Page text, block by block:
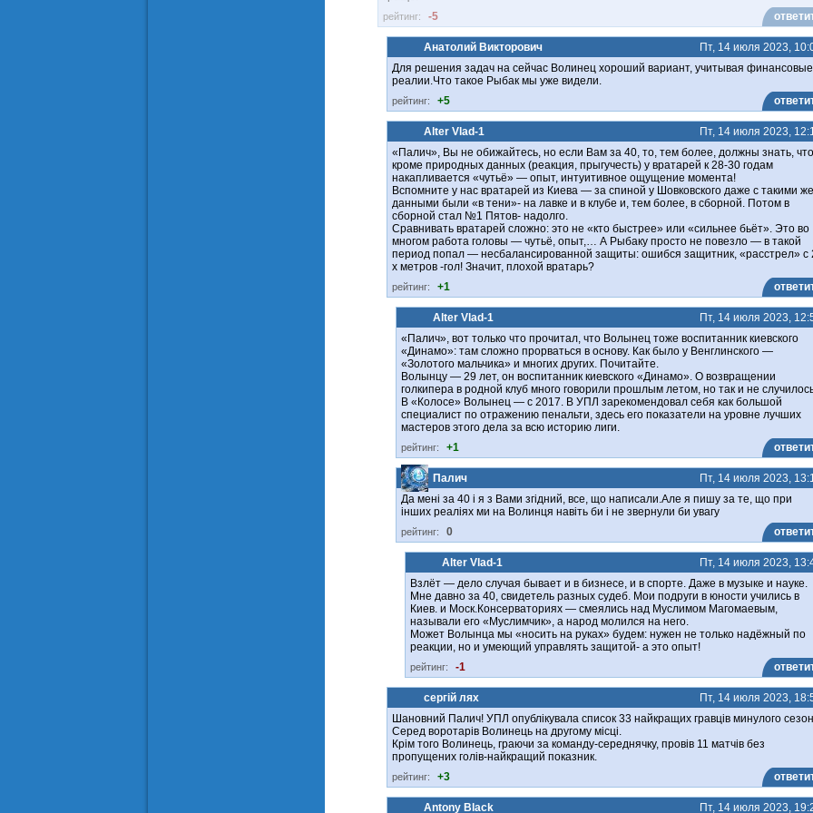
рейтинг: -5
Анатолий Викторович
Пт, 14 июля 2023,
Для решения задач на сейчас Волинец хороший вариант, учитывая финансовые
реалии.Что такое Рыбак мы уже видели.
рейтинг: +5
Alter Vlad-1
Пт, 14 июля 2023,
«Палич», Вы не обижайтесь, но если Вам за 40, то, тем более, должны знать, что
кроме природных данных (реакция, прыгучесть) у вратарей к 28-30 годам
накапливается «чутьё» — опыт, интуитивное ощущение момента!
Вспомните у нас вратарей из Киева — за спиной у Шовковского даже с такими же
данными были «в тени»- на лавке и в клубе и, тем более, в сборной. Потом в
сборной стал №1 Пятов- надолго.
Сравнивать вратарей сложно: это не «кто быстрее» или «сильнее бьёт». Это во
многом работа головы — чутьё, опыт,… А Рыбаку просто не повезло — в такой
период попал — несбалансированной защиты: ошибся защитник, «расстрел» с
х метров -гол! Значит, плохой вратарь?
рейтинг: +1
Alter Vlad-1
Пт, 14 июля 2023,
«Палич», вот только что прочитал, что Волынец тоже воспитанник киевского
«Динамо»: там сложно прорваться в основу. Как было у Венглинского —
«Золотого мальчика» и многих других. Почитайте.
Волынцу — 29 лет, он воспитанник киевского «Динамо». О возвращении
голкипера в родной клуб много говорили прошлым летом, но так и не
В «Колосе» Волынец — с 2017. В УПЛ зарекомендовал себя как большой
специалист по отражению пенальти, здесь его показатели на уровне лучших
мастеров этого дела за всю историю лиги.
рейтинг: +1
Палич
Пт, 14 июля 2023,
Да мені за 40 і я з Вами згідний, все, що написали.Але я пишу за те, що при
інших реаліях ми на Волинця навіть би і не звернули би увагу
рейтинг: 0
Alter Vlad-1
Пт, 14 июля 2023,
Взлёт — дело случая бывает и в бизнесе, и в спорте. Даже в музыке и науке.
Мне давно за 40, свидетель разных судеб. Мои подруги в юности учились в
Киев. и Моск.Консерваториях — смеялись над Муслимом Магомаевым,
называли его «Муслимчик», а народ молился на него.
Может Волынца мы «носить на руках» будем: нужен не только надёжный по
реакции, но и умеющий управлять защитой- а это опыт!
рейтинг: -1
сергій лях
Пт, 14 июля 2023,
Шановний Палич! УПЛ опублікувала список 33 найкращих гравців минулого
Серед воротарів Волинець на другому місці.
Крім того Волинець, граючи за команду-середнячку, провів 11 матчів без
пропущених голів-найкращий показник.
рейтинг: +3
Antony Black Пт, 14 июля 2023,